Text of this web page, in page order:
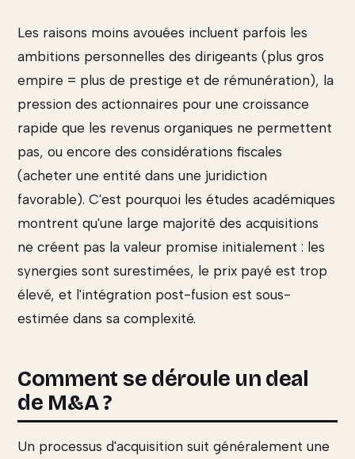
Les raisons moins avouées incluent parfois les
ambitions personnelles des dirigeants (plus gros
empire = plus de prestige et de rémunération), la
pression des actionnaires pour une croissance
rapide que les revenus organiques ne permettent
pas, ou encore des considérations fiscales
(acheter une entité dans une juridiction
favorable). C'est pourquoi les études académiques
montrent qu'une large majorité des acquisitions
ne créent pas la valeur promise initialement : les
synergies sont surestimées, le prix payé est trop
élevé, et l'intégration post-fusion est sous-
estimée dans sa complexité.
Comment se déroule un deal
de M&A ?
Un processus d'acquisition suit généralement une